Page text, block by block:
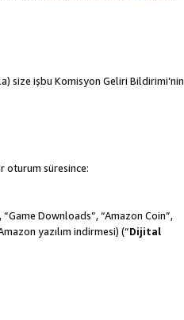
size işbu Komisyon Geliri Bildirimi’nin
oturum süresince:
Downloads”, “Amazon Coin”,
yazılım indirmesi) (“Dijital